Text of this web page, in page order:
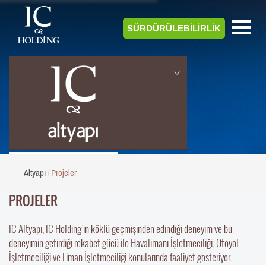
SÜRDÜRÜLEBİLİRLİK
ALTYAPI
Altyapı Projeler
PROJELER
IC Altyapı, IC Holding’in köklü geçmişinden edindiği deneyim ve bu
deneyimin getirdiği rekabet gücü ile Havalimanı İşletmeciliği, Otoyol
İşletmeciliği ve Liman İşletmeciliği konularında faaliyet gösteriyor.